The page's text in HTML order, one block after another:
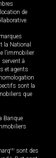
de
la National
l’immobilier
à
et agents
sont la
que
Banque
MD sont des